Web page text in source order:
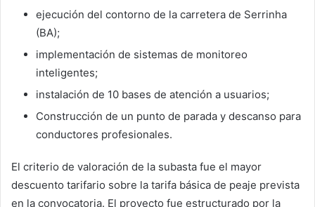
ejecución del contorno de la carretera de Serrinha
(BA);
implementación de sistemas de monitoreo
inteligentes;
instalación de 10 bases de atención a usuarios;
Construcción de un punto de parada y descanso para
conductores profesionales.
El criterio de valoración de la subasta fue el mayor
descuento tarifario sobre la tarifa básica de peaje prevista
en la convocatoria. El proyecto fue estructurado por la